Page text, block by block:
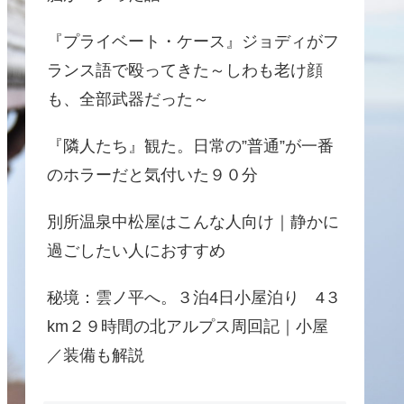
『プライベート・ケース』ジョディがフ
ランス語で殴ってきた～しわも老け顔
も、全部武器だった～
『隣人たち』観た。日常の”普通”が一番
のホラーだと気付いた９０分
別所温泉中松屋はこんな人向け｜静かに
過ごしたい人におすすめ
秘境：雲ノ平へ。３泊4日小屋泊り 4３
km２９時間の北アルプス周回記｜小屋
／装備も解説